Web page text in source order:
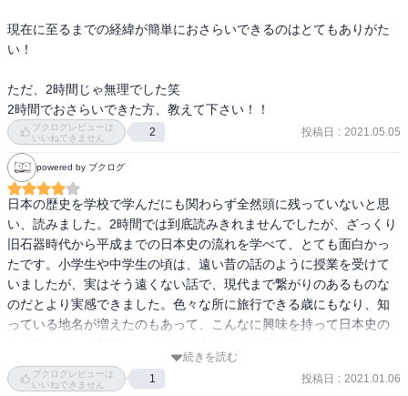
現在に至るまでの経緯が簡単におさらいできるのはとてもありがた
い！
ただ、2時間じゃ無理でした笑
2時間でおさらいできた方、教えて下さい！！
ブクログレビューは
いいねできません
2 投稿日 : 2021.05.05
powered by ブクログ
日本の歴史を学校で学んだにも関わらず全然頭に残っていないと思
い、読みました。2時間では到底読みきれませんでしたが、ざっくり
旧石器時代から平成までの日本史の流れを学べて、とても面白かっ
たです。小学生や中学生の頃は、遠い昔の話のように授業を受けて
いましたが、実はそう遠くない話で、現代まで繋がりのあるものな
のだとより実感できました。色々な所に旅行できる歳にもなり、知
っている地名が増えたのもあって、こんなに興味を持って日本史の
と思いました。
続きを読む
ブクログレビューは
いいねできません
1 投稿日 : 2021.01.06